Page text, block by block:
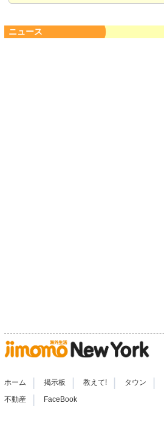
ニュース
ホーム 掲示板 教えて! タウン
不動産 | FaceBook